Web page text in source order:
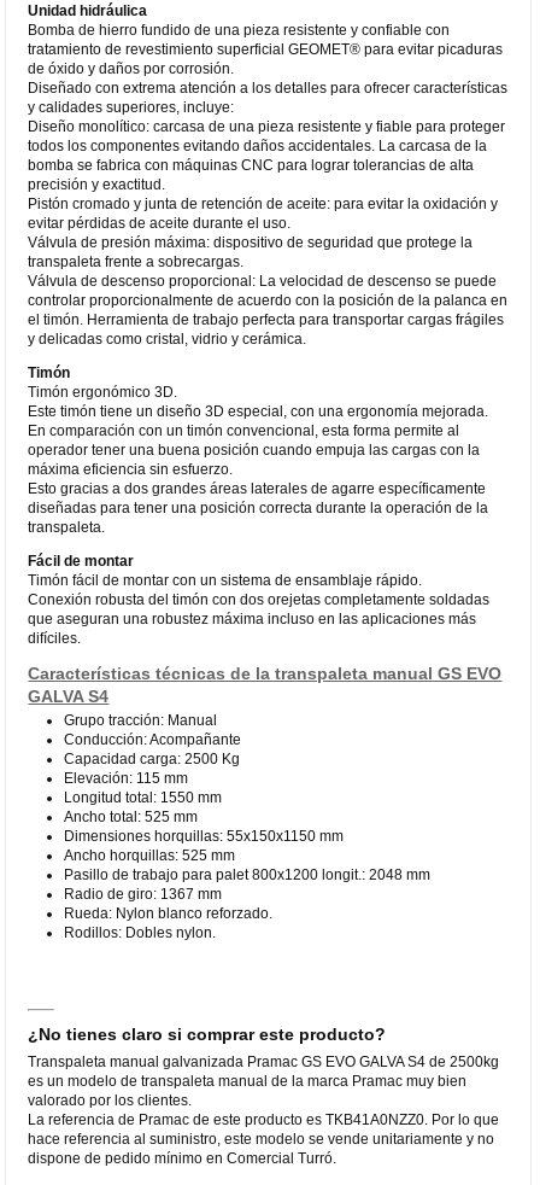
Unidad hidráulica
Bomba de hierro fundido de una pieza resistente y confiable con
tratamiento de revestimiento superficial GEOMET® para evitar picaduras
de óxido y daños por corrosión.
Diseñado con extrema atención a los detalles para ofrecer características
y calidades superiores, incluye:
Diseño monolítico: carcasa de una pieza resistente y fiable para proteger
todos los componentes evitando daños accidentales. La carcasa de la
bomba se fabrica con máquinas CNC para lograr tolerancias de alta
precisión y exactitud.
Pistón cromado y junta de retención de aceite: para evitar la oxidación y
evitar pérdidas de aceite durante el uso.
Válvula de presión máxima: dispositivo de seguridad que protege la
transpaleta frente a sobrecargas.
Válvula de descenso proporcional: La velocidad de descenso se puede
controlar proporcionalmente de acuerdo con la posición de la palanca en
el timón. Herramienta de trabajo perfecta para transportar cargas frágiles
y delicadas como cristal, vidrio y cerámica.
Timón
Timón ergonómico 3D.
Este timón tiene un diseño 3D especial, con una ergonomía mejorada.
En comparación con un timón convencional, esta forma permite al
operador tener una buena posición cuando empuja las cargas con la
máxima eficiencia sin esfuerzo.
Esto gracias a dos grandes áreas laterales de agarre específicamente
diseñadas para tener una posición correcta durante la operación de la
transpaleta.
Fácil de montar
Timón fácil de montar con un sistema de ensamblaje rápido.
Conexión robusta del timón con dos orejetas completamente soldadas
que aseguran una robustez máxima incluso en las aplicaciones más
difíciles.
Características técnicas de la transpaleta manual GS EVO
GALVA S4
Grupo tracción: Manual
Conducción: Acompañante
Capacidad carga: 2500 Kg
Elevación: 115 mm
Longitud total: 1550 mm
Ancho total: 525 mm
Dimensiones horquillas: 55x150x1150 mm
Ancho horquillas: 525 mm
Pasillo de trabajo para palet 800x1200 longit.: 2048 mm
Radio de giro: 1367 mm
Rueda: Nylon blanco reforzado.
Rodillos: Dobles nylon.
¿No tienes claro si comprar este producto?
Transpaleta manual galvanizada Pramac GS EVO GALVA S4 de 2500kg
es un modelo de transpaleta manual de la marca Pramac muy bien
valorado por los clientes.
La referencia de Pramac de este producto es TKB41A0NZZ0. Por lo que
hace referencia al suministro, este modelo se vende unitariamente y no
dispone de pedido mínimo en Comercial Turró.